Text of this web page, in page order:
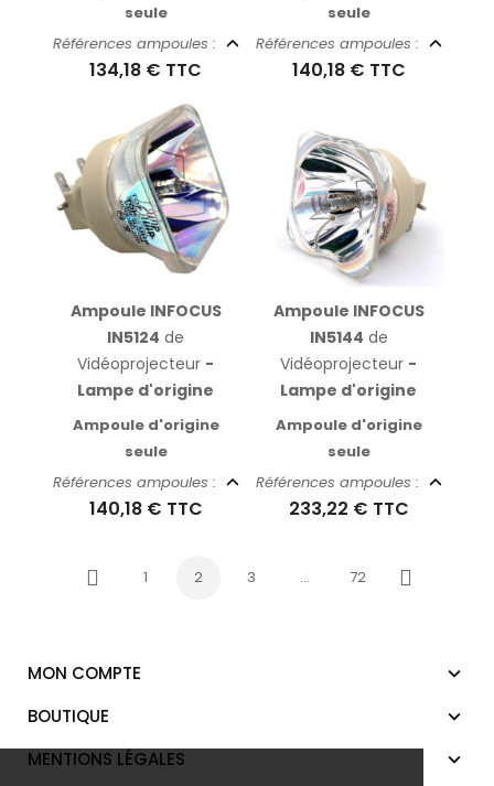
seule
Références ampoules :
134,18 € TTC
seule
Références ampoules :
140,18 € TTC
Ampoule INFOCUS
IN5124 de
Vidéoprojecteur -
Lampe d'origine
Ampoule d'origine
seule
Références ampoules :
140,18 € TTC
Ampoule INFOCUS
IN5144 de
Vidéoprojecteur -
Lampe d'origine
Ampoule d'origine
seule
Références ampoules :
233,22 € TTC
Précédent
1 2 3 … 72
Suivant
MON COMPTE
BOUTIQUE
MENTIONS LÉGALES